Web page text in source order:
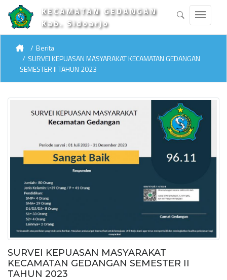
KECAMATAN GEDANGAN
Kab. Sidoarjo
Berita
SURVEI KEPUASAN MASYARAKAT KECAMATAN GEDANGAN
SEMESTER II TAHUN 2023
SURVEI KEPUASAN MASYARAKAT
KECAMATAN GEDANGAN SEMESTER II
TAHUN 2023